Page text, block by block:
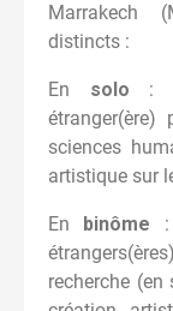
Marrakech
distincts :
En solo :
étranger(ère)
sciences
artistique sur
En binôme :
recherche